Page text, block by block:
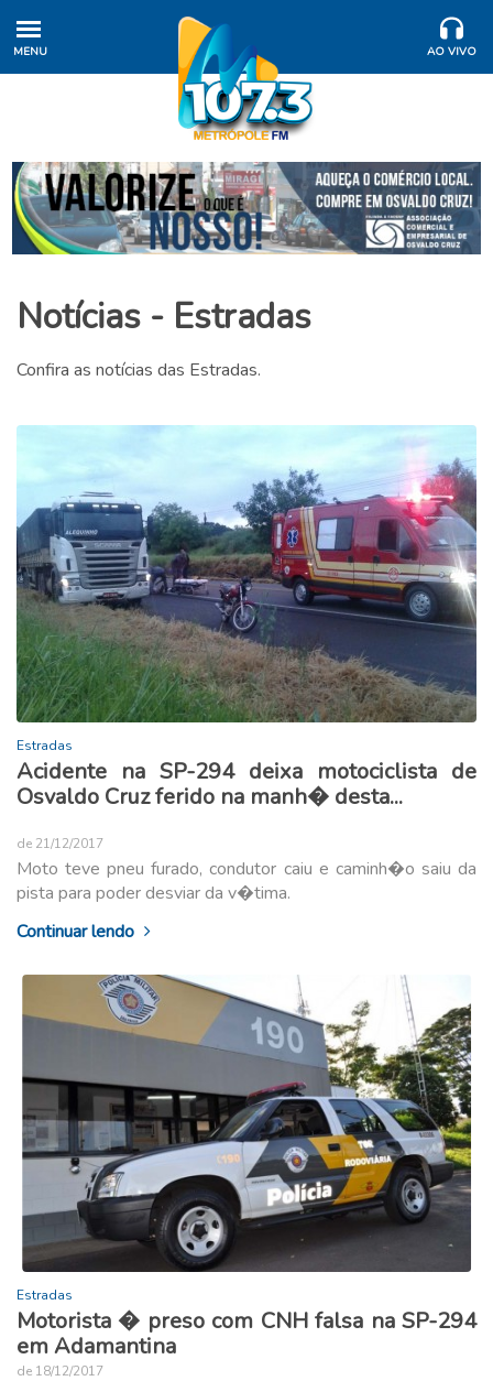
MENU AO VIVO
Notícias - Estradas
Confira as notícias das Estradas.
Estradas
Acidente na SP-294 deixa motociclista de
Osvaldo Cruz ferido na manh� desta...
de 21/12/2017
Moto teve pneu furado, condutor caiu e caminh�o saiu da
pista para poder desviar da v�tima.
Continuar lendo
Estradas
Motorista � preso com CNH falsa na SP-294
em Adamantina
de 18/12/2017